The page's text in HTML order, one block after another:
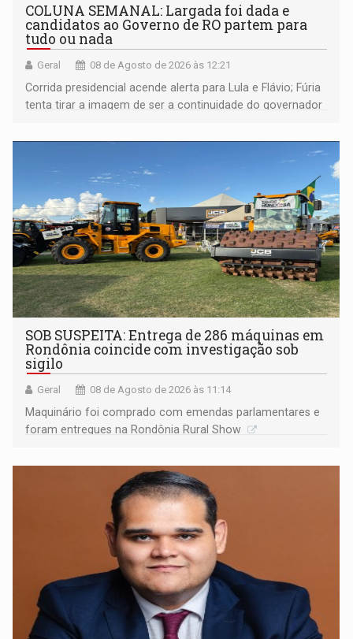
COLUNA SEMANAL: Largada foi dada e
candidatos ao Governo de RO partem para
tudo ou nada
Geral 08 de Agosto de 2026 às 12:21
Corrida presidencial acende alerta para Lula e Flávio; Fúria
tenta tirar a imagem de ser a continuidade do governador
não ter entrado no modo eleição; ABAV faz evento em
SOB SUSPEITA: Entrega de 286 máquinas em
Rondônia coincide com investigação sob
sigilo
Geral 08 de Agosto de 2026 às 11:14
Maquinário foi comprado com emendas parlamentares e
foram entregues na Rondônia Rural Show